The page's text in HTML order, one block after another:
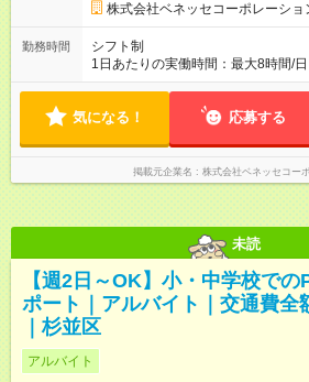
株式会社ベネッセコーポレーショ
勤務時間
シフト制
1日あたりの実働時間：最大8時間/
休み） ■勤務時間 学校滞在：8:30※～17:30の間の連続した8時
※勤務時間が8:30～の場合、朝8時半
気になる！ 応募する
掲載元企業名 株式会社ベネッセコー
未読
【週2日～OK】小・中学校で
ポート｜アルバイト｜交通費全
｜杉並区
アルバイト